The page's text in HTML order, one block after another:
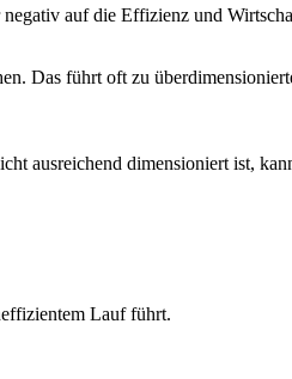
auf die Effizienz und
Das führt oft zu
ausreichend dimensioniert ist,
Lauf führt.